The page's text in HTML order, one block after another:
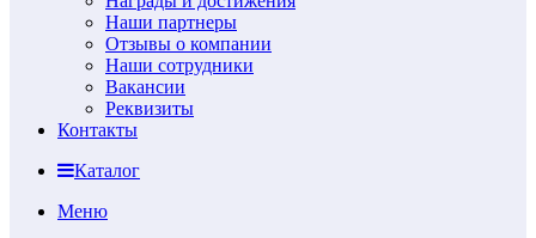
Наши партнеры
Отзывы о компании
Наши сотрудники
Вакансии
Реквизиты
Контакты
Каталог
Меню